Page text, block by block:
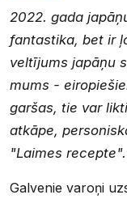
2022. gada
fantastika, bet ir
veltījums japāņu
mums -
garšas, tie var
atkāpe,
"Laimes recepte".
Galvenie varoņi